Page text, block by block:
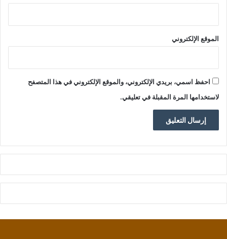
الموقع الإلكتروني
احفظ اسمي، بريدي الإلكتروني، والموقع الإلكتروني في هذا المتصفح
لاستخدامها المرة المقبلة في تعليقي.